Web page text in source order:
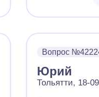
Вопрос
Юрий
Тольятти, 18-